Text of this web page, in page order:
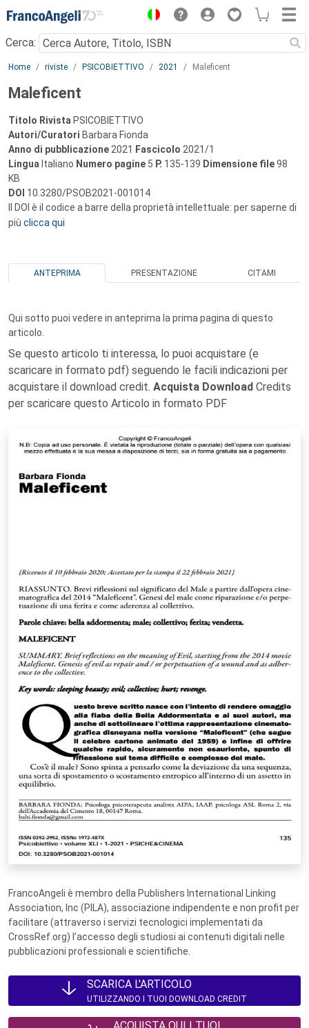
Menu
Cerca:
Main content
Home riviste PSICOBIETTIVO 2021 Maleficent
Maleficent
Titolo Rivista PSICOBIETTIVO
Autori/Curatori Barbara Fionda
Anno di pubblicazione 2021 Fascicolo 2021/1
Lingua Italiano Numero pagine 5 P. 135-139 Dimensione file98
KB
DOI 10.3280/PSOB2021-001014
Il DOI è il codice a barre della proprietà intellettuale: per saperne di
più clicca qui
ANTEPRIMA PRESENTAZIONE CITAMI
Qui sotto puoi vedere in anteprima la prima pagina di questo
articolo.
Se questo articolo ti interessa, lo puoi acquistare (e
scaricare in formato pdf) seguendo le facili indicazioni per
acquistare il download credit. Acquista Download Credits
per scaricare questo Articolo in formato PDF
FrancoAngeli è membro della Publishers International Linking
Association, Inc (PILA), associazione indipendente e non profit per
facilitare (attraverso i servizi tecnologici implementati da
CrossRef.org) l’accesso degli studiosi ai contenuti digitali nelle
pubblicazioni professionali e scientifiche.
SCARICA L'ARTICOLO
UTILIZZANDO I TUOI DOWNLOAD CREDIT
ACQUISTA QUI I TUOI